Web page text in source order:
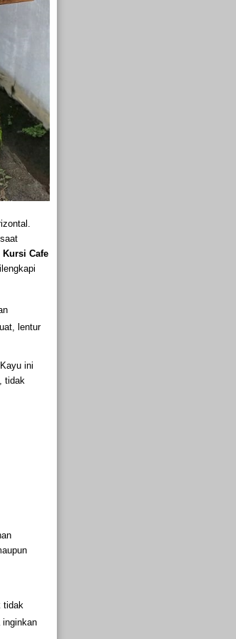
Kursi Cafe
lentur
ini
tidak
tidak
inginkan